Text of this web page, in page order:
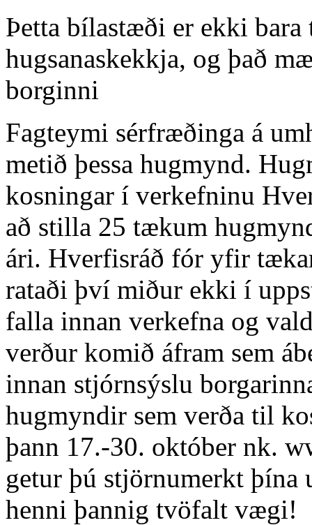
Þetta bílastæði er ekki bara
hugsanaskekkja, og það
borginni
Fagteymi sérfræðinga á
metið þessa hugmynd.
kosningar í verkefninu
að stilla 25 tækum
ári. Hverfisráð fór yfir
rataði því miður ekki í
falla innan verkefna og
verður komið áfram sem
innan stjórnsýslu
hugmyndir sem verða til
þann 17.-30. október nk.
getur þú stjörnumerkt þína
henni þannig tvöfalt vægi!